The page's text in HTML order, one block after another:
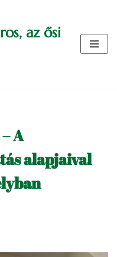
az ősi
A
alapjaival